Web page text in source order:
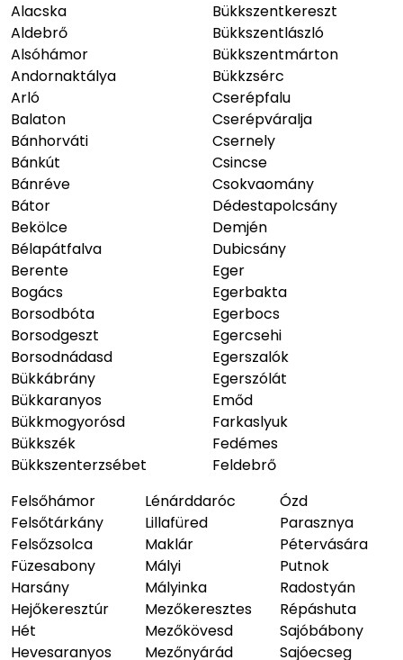
Alacska
Aldebrő
Alsóhámor
Andornaktálya
Arló
Balaton
Bánhorváti
Bánkút
Bánréve
Bátor
Bekölce
Bélapátfalva
Berente
Bogács
Borsodbóta
Borsodgeszt
Borsodnádasd
Bükkábrány
Bükkaranyos
Bükkmogyorósd
Bükkszék
Bükkszenterzsébet
Bükkszentkereszt
Bükkszentlászló
Bükkszentmárton
Bükkzsérc
Cserépfalu
Cserépváralja
Csernely
Csincse
Csokvaomány
Dédestapolcsány
Demjén
Dubicsány
Eger
Egerbakta
Egerbocs
Egercsehi
Egerszalók
Egerszólát
Emőd
Farkaslyuk
Fedémes
Feldebrő
Felsőhámor
Felsőtárkány
Felsőzsolca
Füzesabony
Harsány
Hejőkeresztúr
Hét
Hevesaranyos
Lénárddaróc
Lillafüred
Maklár
Mályi
Mályinka
Mezőkeresztes
Mezőkövesd
Mezőnyárád
Ózd
Parasznya
Pétervására
Putnok
Radostyán
Répáshuta
Sajóbábony
Sajóecseg